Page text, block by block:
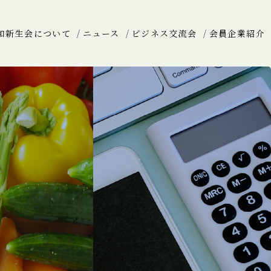
新生会について ニュース ビジネス交流会 会員企業紹介